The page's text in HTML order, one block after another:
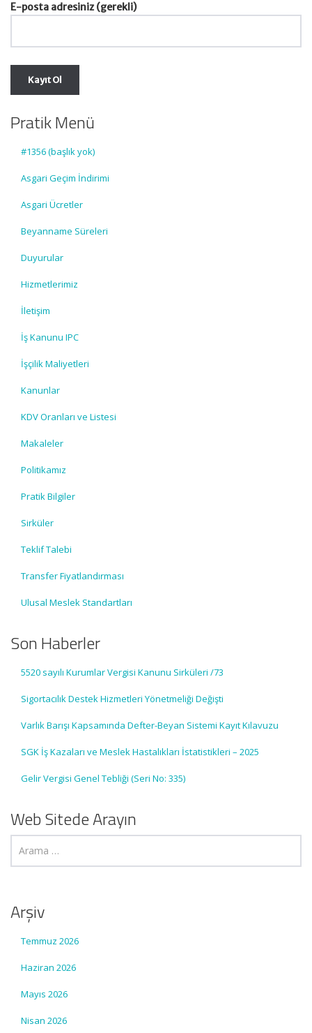
E-posta adresiniz (gerekli)
Pratik Menü
#1356 (başlık yok)
Asgari Geçim İndirimi
Asgari Ücretler
Beyanname Süreleri
Duyurular
Hizmetlerimiz
İletişim
İş Kanunu IPC
İşçilik Maliyetleri
Kanunlar
KDV Oranları ve Listesi
Makaleler
Politikamız
Pratik Bilgiler
Sirküler
Teklif Talebi
Transfer Fiyatlandırması
Ulusal Meslek Standartları
Son Haberler
5520 sayılı Kurumlar Vergisi Kanunu Sirküleri /73
Sigortacılık Destek Hizmetleri Yönetmeliği Değişti
Varlık Barışı Kapsamında Defter-Beyan Sistemi Kayıt Kılavuzu
SGK İş Kazaları ve Meslek Hastalıkları İstatistikleri – 2025
Gelir Vergisi Genel Tebliği (Seri No: 335)
Web Sitede Arayın
Arşiv
Temmuz 2026
Haziran 2026
Mayıs 2026
Nisan 2026